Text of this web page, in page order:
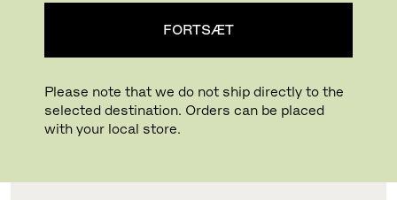
FORTSÆT
Please note that we do not ship directly to the
selected destination. Orders can be placed
with your local store.
OPBEVARING OG ORGANISERING
ALLE ACCESSORIES
Vis filter